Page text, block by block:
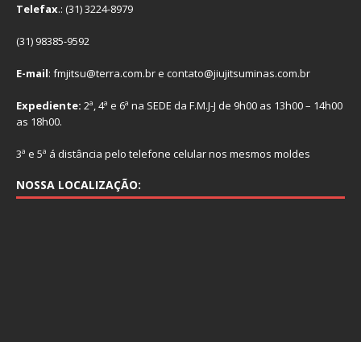
Telefax.: (31) 3224-8979
(31) 98385-9592
E-mail: fmjitsu@terra.com.br e contato@jiujitsuminas.com.br
Expediente: 2ª, 4ª e 6ª na SEDE da F.M.J-J de 9h00 as 13h00 – 14h00
as 18h00.
3ª e 5ª á distância pelo telefone celular nos mesmos moldes
NOSSA LOCALIZAÇÃO: